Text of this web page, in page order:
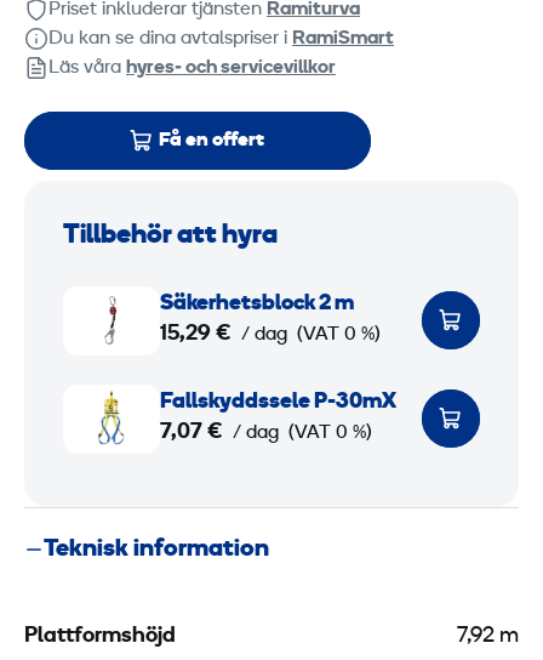
Priset inkluderar tjänsten Ramiturva
Du kan se dina avtalspriser i RamiSmart
Läs våra hyres‑ och servicevillkor
Få en offert
Tillbehör att hyra
t
s
o
Säkerhetsblock 2 m
15,29 € / dag (VAT 0 %)
s
k
d
Fallskyddssele P-30mX
7,07 € / dag (VAT 0 %)
Teknisk information
Plattformshöjd 7,92 m